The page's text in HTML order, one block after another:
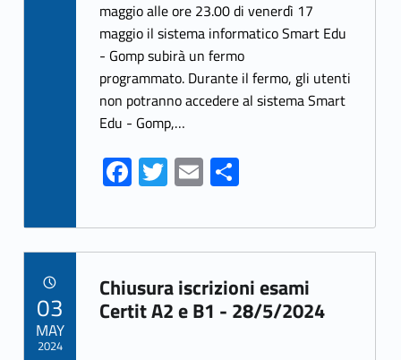
b
o
o
k
itt
er
ai
l
ar
e
maggio alle ore 23.00 di venerdì 17
maggio il sistema informatico Smart Edu
- Gomp subirà un fermo
programmato. Durante il fermo, gli utenti
non potranno accedere al sistema Smart
Edu - Gomp,…
Fa
ce
b
o
o
k
T
w
itt
er
E
m
ai
l
S
ar
e
Link identifier archive #link-archive-77637
Chiusura iscrizioni esami
Certit A2 e B1 - 28/5/2024
03
MAY
2024